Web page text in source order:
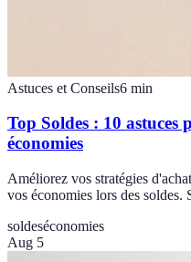
Astuces et Conseils6 min
Top Soldes : 10 astuces
économies
Améliorez vos stratégies
vos économies lors des soldes.
soldeséconomies
Aug 5